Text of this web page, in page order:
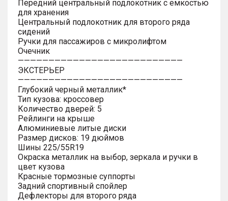
Передний центральный подлокотник с емкостью
для хранения
Центральный подлокотник для второго ряда
сидений
Ручки для пассажиров с микролифтом
Очечник
———————————————————————————
ЭКСТЕРЬЕР
———————————————————————————
Глубокий черный металлик*
Тип кузова: кроссовер
Количество дверей: 5
Рейлинги на крыше
Алюминиевые литые диски
Размер дисков: 19 дюймов
Шины 225/55R19
Окраска металлик на выбор, зеркала и ручки в
цвет кузова
Красные тормозные суппорты
Задний спортивный спойлер
Дефлекторы для второго ряда